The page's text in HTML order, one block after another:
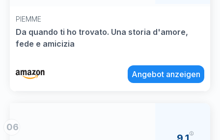
PIEMME
Da quando ti ho trovato. Una storia d'amore,
fede e amicizia
Angebot anzeigen
06